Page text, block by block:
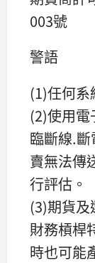
003號
警語
(1)任何系
(2)使用
臨斷線.
賣無法傳
行評估。
(3)期貨及
財務槓桿
時也可能